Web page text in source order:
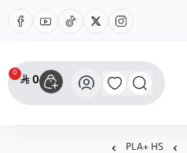
0
0
PLA+ HS